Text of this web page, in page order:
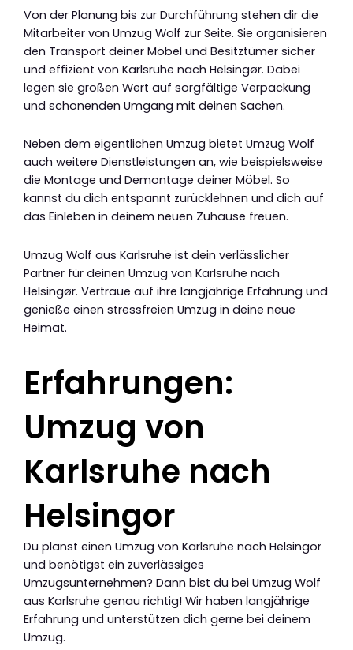
Von der Planung bis zur Durchführung stehen dir die
Mitarbeiter von Umzug Wolf zur Seite. Sie organisieren
den Transport deiner Möbel und Besitztümer sicher
und effizient von Karlsruhe nach Helsingør. Dabei
legen sie großen Wert auf sorgfältige Verpackung
und schonenden Umgang mit deinen Sachen.
Neben dem eigentlichen Umzug bietet Umzug Wolf
auch weitere Dienstleistungen an, wie beispielsweise
die Montage und Demontage deiner Möbel. So
kannst du dich entspannt zurücklehnen und dich auf
das Einleben in deinem neuen Zuhause freuen.
Umzug Wolf aus Karlsruhe ist dein verlässlicher
Partner für deinen Umzug von Karlsruhe nach
Helsingør. Vertraue auf ihre langjährige Erfahrung und
genieße einen stressfreien Umzug in deine neue
Heimat.
Erfahrungen:
Umzug von
Karlsruhe nach
Helsingor
Du planst einen Umzug von Karlsruhe nach Helsingor
und benötigst ein zuverlässiges
Umzugsunternehmen? Dann bist du bei Umzug Wolf
aus Karlsruhe genau richtig! Wir haben langjährige
Erfahrung und unterstützen dich gerne bei deinem
Umzug.